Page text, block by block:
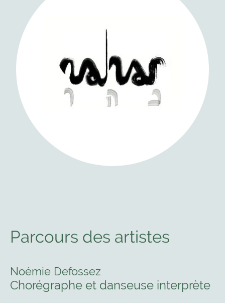
Parcours des artistes
Noémie Defossez
Chorégraphe et danseuse interprète